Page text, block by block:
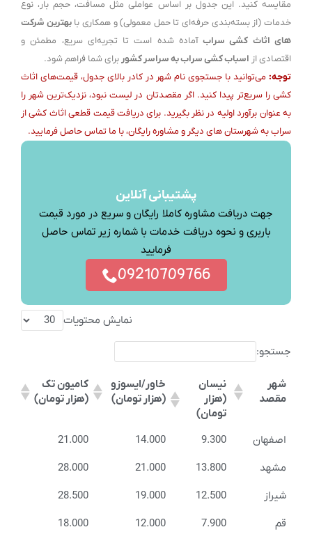
مقایسه کنید. این جدول بر اساس عواملی مثل مسافت، حجم بار، نوع
خدمات (از بسته‌بندی حرفه‌ای تا حمل معمولی) و همکاری بابهترین شرکت
های اثاث کشی سرابآماده شده است تا تجربه‌ای سریع، مطمئن و
اقتصادی از اسباب کشی سراب به سراسر کشور برای شما فراهم شود.
توجه: می‌توانید با جستجوی نام شهر در کادر بالای جدول، قیمت‌های اثاث
کشی را سریع‌تر پیدا کنید. اگر مقصدتان در لیست نبود، نزدیک‌ترین شهر را
به عنوان برآورد اولیه در نظر بگیرید. برای دریافت قیمت قطعی اثاث کشی از
سراب به شهرستان های دیگر و مشاوره رایگان، با ما تماس حاصل فرمایید.
پشتیبانی آنلاین
جهت دریافت مشاوره کاملا رایگان و سریع در مورد قیمت
باربری و نحوه دریافت خدمات با شماره زیر تماس حاصل
فرمایید
09210709766
نمایش محتویات
جستجو:
شهر
مقصد
نیسان
(هزار
تومان)
خاور/ایسوزو
(هزار تومان)
کامیون تک
(هزار تومان)
اصفهان 9.300
14.000
21.000
مشهد
13.800
21.000
28.000
شیراز
12.500
19.000
28.500
قم
7.900
12.000
18.000